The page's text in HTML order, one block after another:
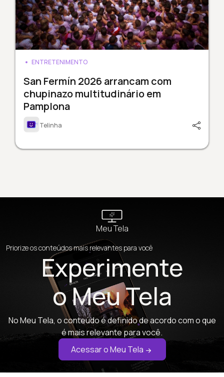
ENTRETENIMENTO
San Fermín 2026 arrancam com
chupinazo multitudinário em
Pamplona
Telinha
Meu Tela
Priorize os conteúdos mais relevantes para você
Experimente
o Meu Tela
No Meu Tela, o conteúdo é definido de acordo com o que
é mais relevante para você.
Acessar o Meu Tela